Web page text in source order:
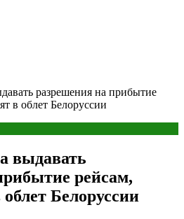
разрешения на прибытие
в облет Белоруссии
выдавать
рейсам,
Белоруссии